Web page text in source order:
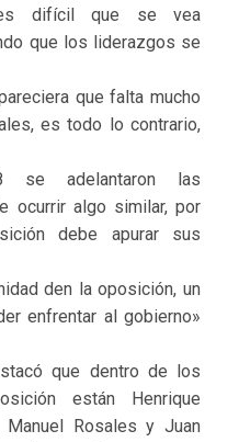
difícil que se vea
que los liderazgos se
que falta mucho
es todo lo contrario,
se adelantaron las
ocurrir algo similar, por
debe apurar sus
den la oposición, un
enfrentar al gobierno»
que dentro de los
están Henrique
Rosales y Juan